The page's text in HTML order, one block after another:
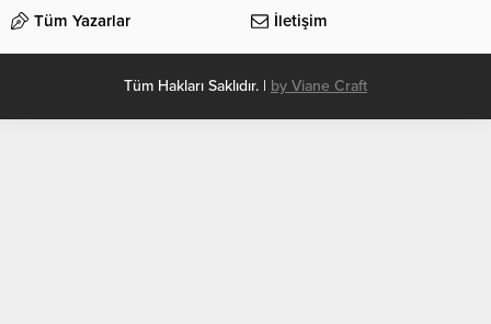
Tüm Yazarlar İletişim
Tüm Hakları Saklıdır. | by Viane Craft